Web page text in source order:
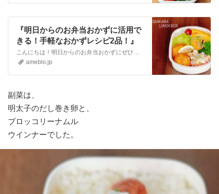
『明日からのお弁当おかずに活用で
きる！手軽なおかずレシピ2品！』
こんにちは！明日からのお弁当おかずにぜひ！ササミのおかずと、卵のボリュームおかずのご紹介です！まずは、ササミのボールフライ！マヨネーズで味付けをしたササミが、…
ameblo.jp
副菜は、
明太子のだし巻き卵と、
ブロッコリーナムル
ウインナーでした。